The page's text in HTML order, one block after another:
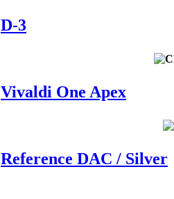
D-3
Vivaldi One Apex
Reference DAC / Silver